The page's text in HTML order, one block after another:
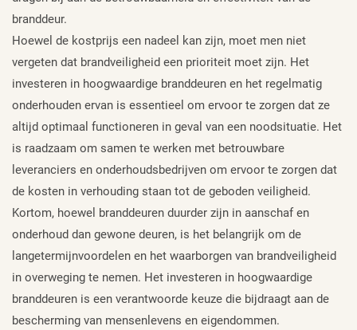
branddeur.
Hoewel de kostprijs een nadeel kan zijn, moet men niet
vergeten dat brandveiligheid een prioriteit moet zijn. Het
investeren in hoogwaardige branddeuren en het regelmatig
onderhouden ervan is essentieel om ervoor te zorgen dat ze
altijd optimaal functioneren in geval van een noodsituatie. Het
is raadzaam om samen te werken met betrouwbare
leveranciers en onderhoudsbedrijven om ervoor te zorgen dat
de kosten in verhouding staan tot de geboden veiligheid.
Kortom, hoewel branddeuren duurder zijn in aanschaf en
onderhoud dan gewone deuren, is het belangrijk om de
langetermijnvoordelen en het waarborgen van brandveiligheid
in overweging te nemen. Het investeren in hoogwaardige
branddeuren is een verantwoorde keuze die bijdraagt aan de
bescherming van mensenlevens en eigendommen.